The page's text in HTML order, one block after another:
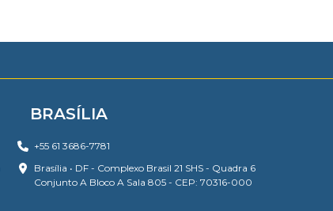
BRASÍLIA
+55 61 3686-7781
Brasília • DF - Complexo Brasil 21 SHS - Quadra 6
Conjunto A Bloco A Sala 805 - CEP: 70316-000